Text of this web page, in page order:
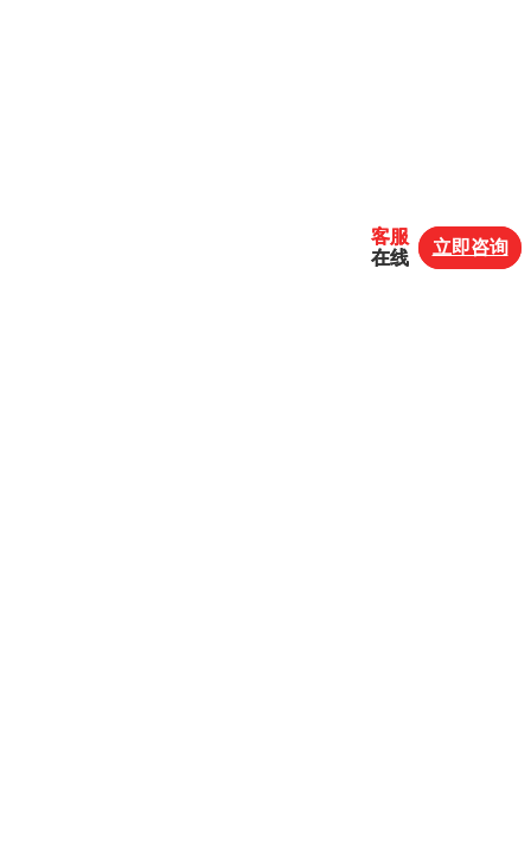
客服
在线
立即咨询
客服
在线
立即咨询